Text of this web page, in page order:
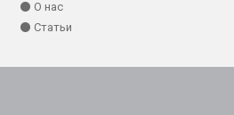
⚫ О нас
⚫ Статьи